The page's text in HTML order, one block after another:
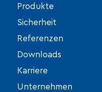
Produkte
Sicherheit
Referenzen
Downloads
Karriere
Unternehmen